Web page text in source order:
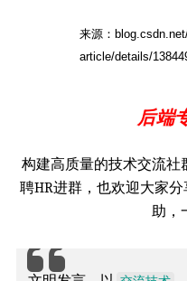
来源：
article/details/
后端
构建高质量的技术交流社
聘HR进群，也欢迎大家
助，